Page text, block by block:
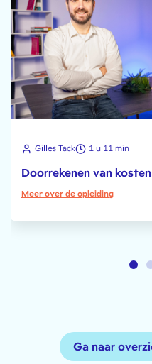
Gilles Tack 1 u 11 min
Doorrekenen van
Meer over de opleiding
Ga naar